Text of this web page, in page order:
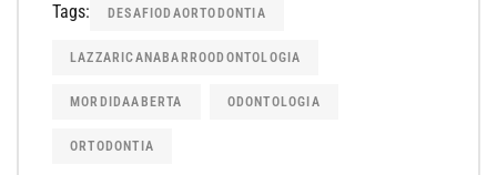
Tags: DESAFIODAORTODONTIA
LAZZARICANABARROODONTOLOGIA
MORDIDAABERTA ODONTOLOGIA
ORTODONTIA